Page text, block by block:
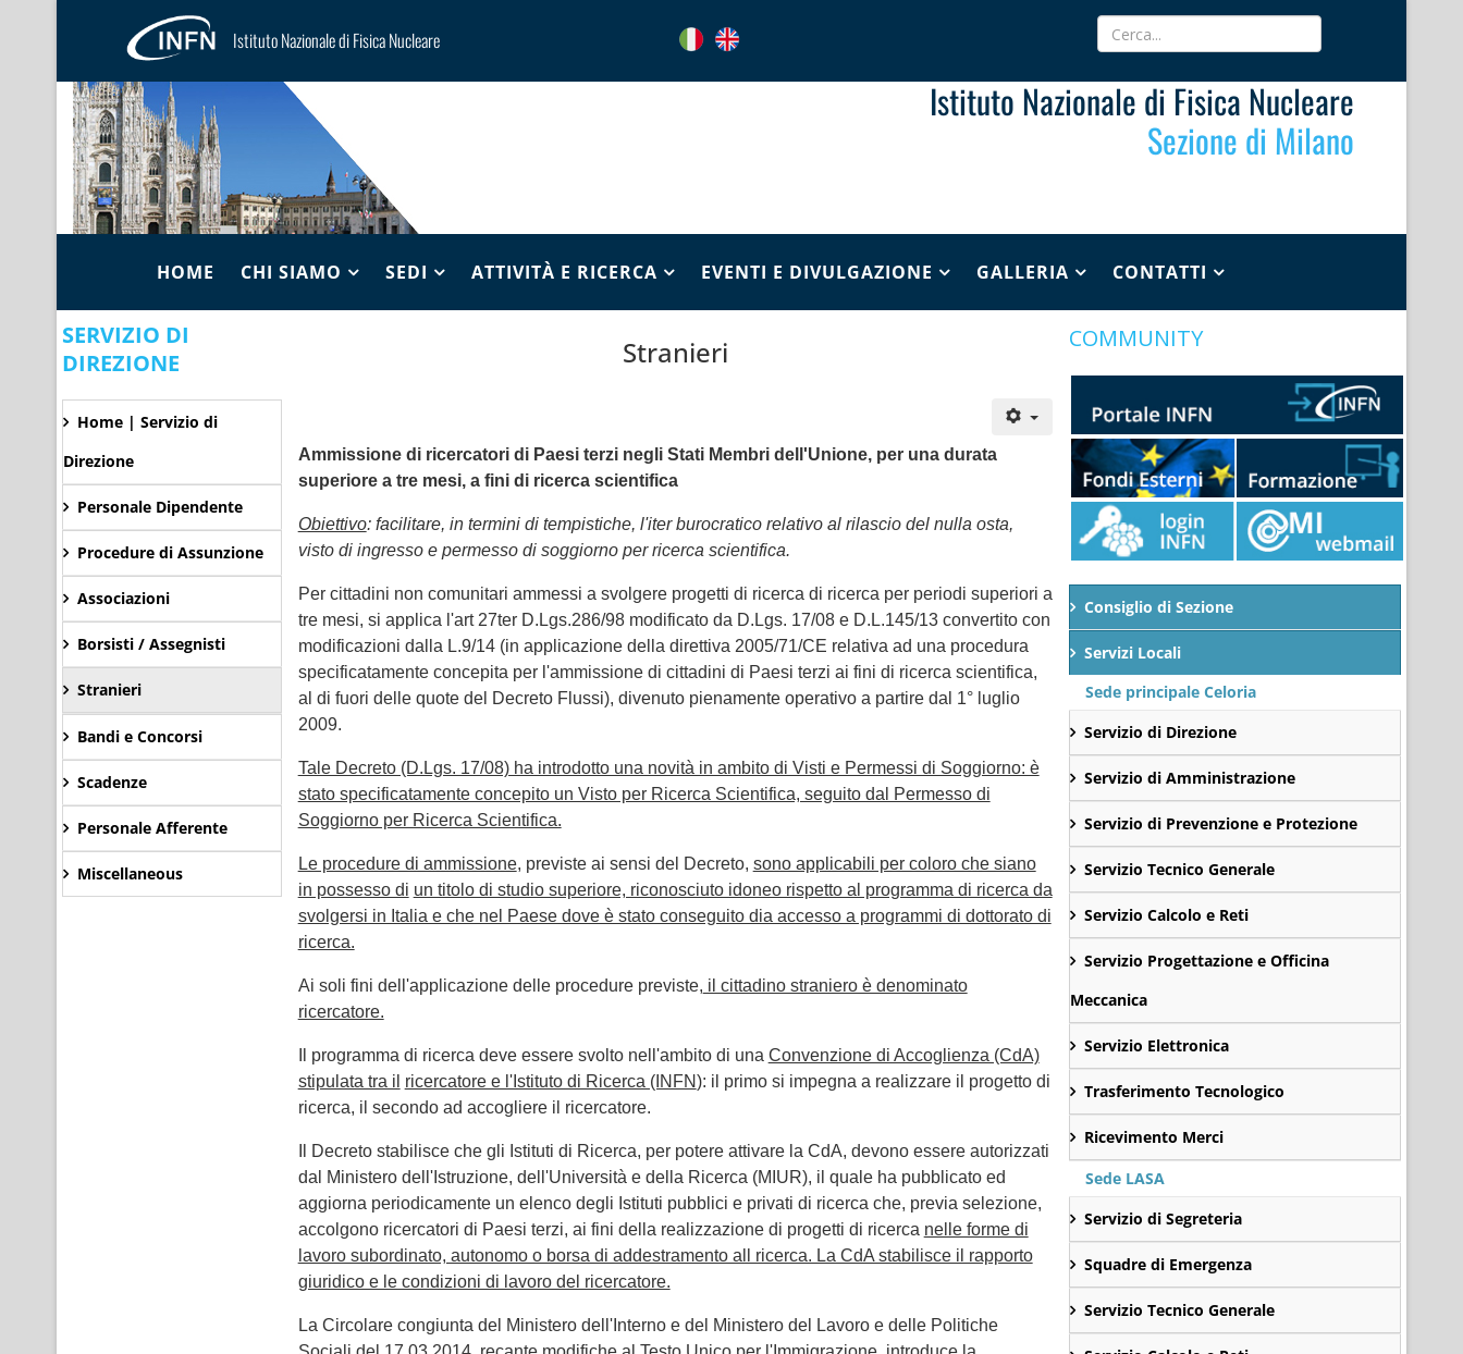
Istituto Nazionale di Fisica Nucleare
Istituto Nazionale di Fisica Nucleare
Sezione di Milano
HOME CHI SIAMO SEDI ATTIVITÀ E RICERCA EVENTI E DIVULGAZIONE GALLERIA CONTATTI
SERVIZIO DI
DIREZIONE
Home | Servizio di
Direzione
Personale Dipendente
Procedure di Assunzione
Associazioni
Borsisti / Assegnisti
Stranieri
Bandi e Concorsi
Scadenze
Personale Afferente
Miscellaneous
Stranieri
Ammissione di ricercatori di Paesi terzi negli Stati Membri dell'Unione, per una durata
superiore a tre mesi, a fini di ricerca scientifica
Obiettivo: facilitare, in termini di tempistiche, l'iter burocratico relativo al rilascio del nulla osta,
visto di ingresso e permesso di soggiorno per ricerca scientifica.
Per cittadini non comunitari ammessi a svolgere progetti di ricerca di ricerca per periodi superiori a
tre mesi, si applica l'art 27ter D.Lgs.286/98 modificato da D.Lgs. 17/08 e D.L.145/13 convertito con
modificazioni dalla L.9/14 (in applicazione della direttiva 2005/71/CE relativa ad una procedura
specificatamente concepita per l'ammissione di cittadini di Paesi terzi ai fini di ricerca scientifica,
al di fuori delle quote del Decreto Flussi), divenuto pienamente operativo a partire dal 1° luglio
2009.
Tale Decreto (D.Lgs. 17/08) ha introdotto una novità in ambito di Visti e Permessi di Soggiorno: è
stato specificatamente concepito un Visto per Ricerca Scientifica, seguito dal Permesso di
Soggiorno per Ricerca Scientifica.
Le procedure di ammissione, previste ai sensi del Decreto, sono applicabili per coloro che siano
in possesso di un titolo di studio superiore, riconosciuto idoneo rispetto al programma di ricerca da
svolgersi in Italia e che nel Paese dove è stato conseguito dia accesso a programmi di dottorato di
ricerca.
Ai soli fini dell'applicazione delle procedure previste, il cittadino straniero è denominato
ricercatore.
Il programma di ricerca deve essere svolto nell'ambito di una Convenzione di Accoglienza (CdA)
stipulata tra il ricercatore e l'Istituto di Ricerca (INFN): il primo si impegna a realizzare il progetto di
ricerca, il secondo ad accogliere il ricercatore.
Il Decreto stabilisce che gli Istituti di Ricerca, per potere attivare la CdA, devono essere autorizzati
dal Ministero dell'Istruzione, dell'Università e della Ricerca (MIUR), il quale ha pubblicato ed
aggiorna periodicamente un elenco degli Istituti pubblici e privati di ricerca che, previa selezione,
accolgono ricercatori di Paesi terzi, ai fini della realizzazione di progetti di ricerca nelle forme di
lavoro subordinato, autonomo o borsa di addestramento all ricerca. La CdA stabilisce il rapporto
giuridico e le condizioni di lavoro del ricercatore.
La Circolare congiunta del Ministero dell'Interno e del Ministero del Lavoro e delle Politiche
COMMUNITY
Consiglio di Sezione
Servizi Locali
Sede principale Celoria
Servizio di Direzione
Servizio di Amministrazione
Servizio di Prevenzione e Protezione
Servizio Tecnico Generale
Servizio Calcolo e Reti
Servizio Progettazione e Officina
Meccanica
Servizio Elettronica
Trasferimento Tecnologico
Ricevimento Merci
Sede LASA
Servizio di Segreteria
Squadre di Emergenza
Servizio Tecnico Generale